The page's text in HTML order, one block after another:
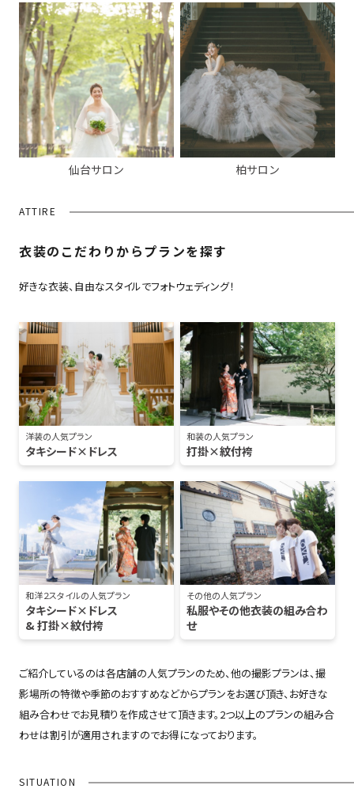
仙台サロン 柏サロン
ATTIRE
衣装のこだわりからプランを探す
好きな衣装、自由なスタイルでフォトウェディング！
洋装の人気プラン
タキシード×ドレス
和装の人気プラン
打掛×紋付袴
和洋２スタイルの人気プラン
タキシード×ドレス
& 打掛×紋付袴
その他の人気プラン
私服やその他衣装の組み合わ
せ
ご紹介しているのは各店舗の人気プランのため、他の撮影プランは、撮
影場所の特徴や季節のおすすめなどからプランをお選び頂き、お好きな
組み合わせでお見積りを作成させて頂きます。2つ以上のプランの組み合
わせは割引が適用されますのでお得になっております。
SITUATION